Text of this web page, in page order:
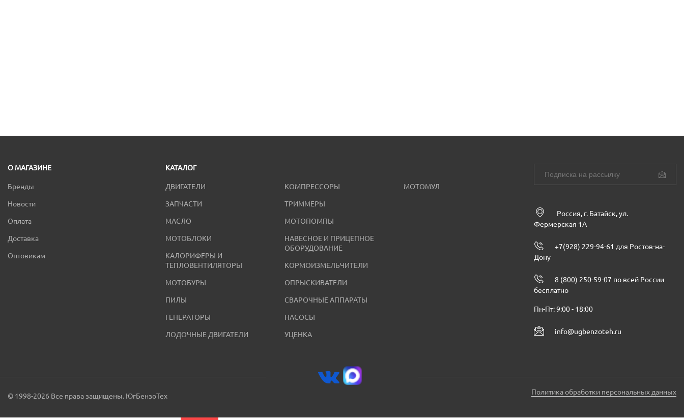
О МАГАЗИНЕ
Бренды
Новости
Оплата
Доставка
Оптовикам
КАТАЛОГ
ДВИГАТЕЛИ
ЗАПЧАСТИ
МАСЛО
МОТОБЛОКИ
КАЛОРИФЕРЫ И
ТЕПЛОВЕНТИЛЯТОРЫ
МОТОБУРЫ
ПИЛЫ
ГЕНЕРАТОРЫ
ЛОДОЧНЫЕ ДВИГАТЕЛИ
КОМПРЕССОРЫ
ТРИММЕРЫ
МОТОПОМПЫ
НАВЕСНОЕ И ПРИЦЕПНОЕ
ОБОРУДОВАНИЕ
КОРМОИЗМЕЛЬЧИТЕЛИ
ОПРЫСКИВАТЕЛИ
СВАРОЧНЫЕ АППАРАТЫ
НАСОСЫ
УЦЕНКА
МОТОМУЛ
Россия, г. Батайск, ул.
Фермерская 1А
+7(928) 229-94-61 для Ростов-на-
Дону
8 (800) 250-59-07 по всей России
бесплатно
Пн-Пт: 9:00 - 18:00
info@ugbenzoteh.ru
© 1998-2026 Все права защищены. ЮгБензоТех Политика обработки персональных данных